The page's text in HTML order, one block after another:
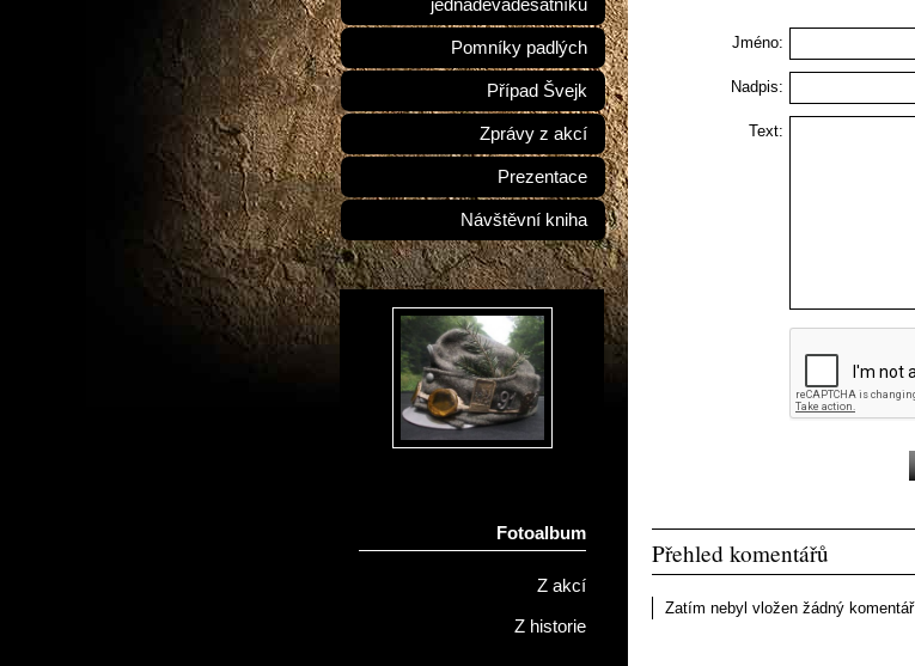
Jméno:
Nadpis:
Text:
Přehled komentářů
Zatím nebyl vložen žádný komentář
jednadevadesátníků
Pomníky padlých
Případ Švejk
Zprávy z akcí
Prezentace
Návštěvní kniha
Fotoalbum
Z akcí
Z historie